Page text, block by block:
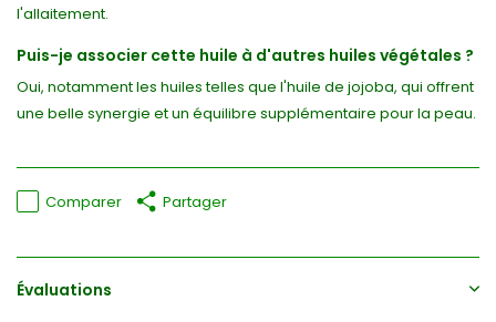
l'allaitement.
Puis-je associer cette huile à d'autres huiles végétales ?
Oui, notamment les huiles telles que l'huile de jojoba, qui offrent
une belle synergie et un équilibre supplémentaire pour la peau.
Comparer Partager
Évaluations